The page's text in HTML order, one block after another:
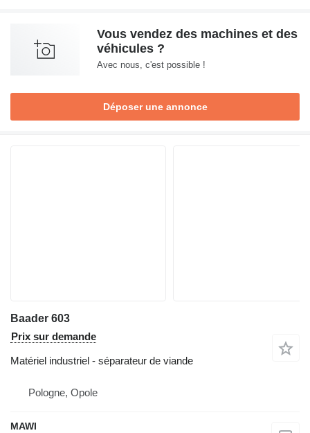
Vous vendez des machines et des
véhicules ?
Avec nous, c'est possible !
Déposer une annonce
Baader 603
Prix sur demande
Matériel industriel - séparateur de viande
Pologne, Opole
MAWI